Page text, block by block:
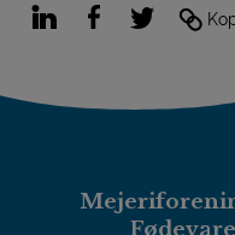
LinkedInFacebook
Twitter